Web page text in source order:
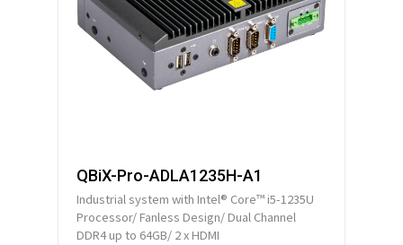
QBiX-Pro-ADLA1235H-A1
Industrial system with Intel® Core™ i5-1235U
Processor/ Fanless Design/ Dual Channel
DDR4 up to 64GB/ 2 x HDMI